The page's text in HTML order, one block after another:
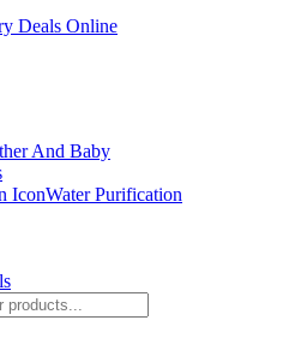
And Baby
Water Purification